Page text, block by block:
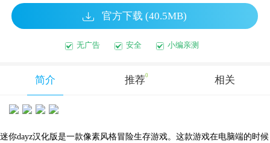
官方下载 (40.5MB)
无广告 安全 小编亲测
简介 推荐0 相关
迷你dayz汉化版是一款像素风格冒险生存游戏。这款游戏在电脑端的时候